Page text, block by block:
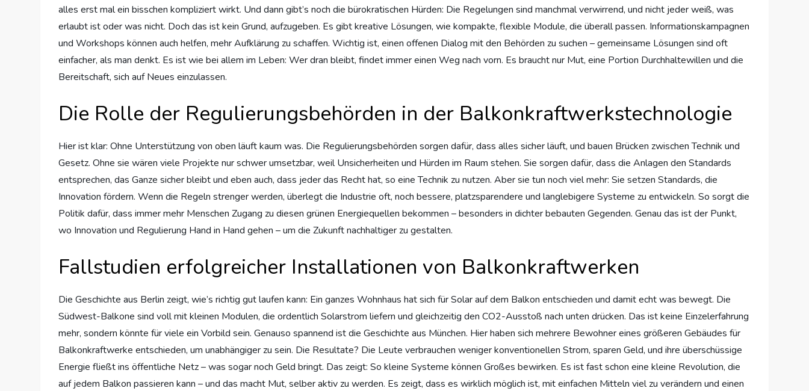
alles erst mal ein bisschen kompliziert wirkt. Und dann gibt’s noch die bürokratischen Hürden: Die Regelungen sind manchmal verwirrend, und nicht jeder weiß, was
erlaubt ist oder was nicht. Doch das ist kein Grund, aufzugeben. Es gibt kreative Lösungen, wie kompakte, flexible Module, die überall passen. Informationskampagnen
und Workshops können auch helfen, mehr Aufklärung zu schaffen. Wichtig ist, einen offenen Dialog mit den Behörden zu suchen – gemeinsame Lösungen sind oft
einfacher, als man denkt. Es ist wie bei allem im Leben: Wer dran bleibt, findet immer einen Weg nach vorn. Es braucht nur Mut, eine Portion Durchhaltewillen und die
Bereitschaft, sich auf Neues einzulassen.
Die Rolle der Regulierungsbehörden in der Balkonkraftwerkstechnologie
Hier ist klar: Ohne Unterstützung von oben läuft kaum was. Die Regulierungsbehörden sorgen dafür, dass alles sicher läuft, und bauen Brücken zwischen Technik und
Gesetz. Ohne sie wären viele Projekte nur schwer umsetzbar, weil Unsicherheiten und Hürden im Raum stehen. Sie sorgen dafür, dass die Anlagen den Standards
entsprechen, das Ganze sicher bleibt und eben auch, dass jeder das Recht hat, so eine Technik zu nutzen. Aber sie tun noch viel mehr: Sie setzen Standards, die
Innovation fördern. Wenn die Regeln strenger werden, überlegt die Industrie oft, noch bessere, platzsparendere und langlebigere Systeme zu entwickeln. So sorgt die
Politik dafür, dass immer mehr Menschen Zugang zu diesen grünen Energiequellen bekommen – besonders in dichter bebauten Gegenden. Genau das ist der Punkt,
wo Innovation und Regulierung Hand in Hand gehen – um die Zukunft nachhaltiger zu gestalten.
Fallstudien erfolgreicher Installationen von Balkonkraftwerken
Die Geschichte aus Berlin zeigt, wie’s richtig gut laufen kann: Ein ganzes Wohnhaus hat sich für Solar auf dem Balkon entschieden und damit echt was bewegt. Die
Südwest-Balkone sind voll mit kleinen Modulen, die ordentlich Solarstrom liefern und gleichzeitig den CO2-Ausstoß nach unten drücken. Das ist keine Einzelerfahrung
mehr, sondern könnte für viele ein Vorbild sein. Genauso spannend ist die Geschichte aus München. Hier haben sich mehrere Bewohner eines größeren Gebäudes für
Balkonkraftwerke entschieden, um unabhängiger zu sein. Die Resultate? Die Leute verbrauchen weniger konventionellen Strom, sparen Geld, und ihre überschüssige
Energie fließt ins öffentliche Netz – was sogar noch Geld bringt. Das zeigt: So kleine Systeme können Großes bewirken. Es ist fast schon eine kleine Revolution, die
auf jedem Balkon passieren kann – und das macht Mut, selber aktiv zu werden. Es zeigt, dass es wirklich möglich ist, mit einfachen Mitteln viel zu verändern und einen